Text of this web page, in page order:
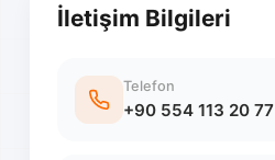
İletişim Bilgileri
Telefon
+90 554 113 20 77